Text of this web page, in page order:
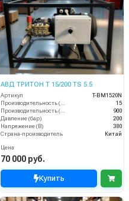
АВД ТРИТОН T 15/200 TS 5.5
Артикул
T-BM1520N
15
900
Давление (бар)
200
Напряжение (В)
380
Страна-производитель
Китай
Цена
70 000 руб.
Купить